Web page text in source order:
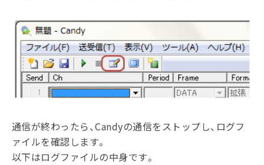
通信が終わったら、Candyの通信をストップし、ログフ
ァイルを確認します。
以下はログファイルの中身です。